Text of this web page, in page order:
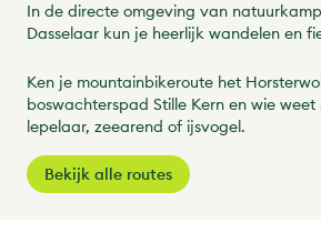
In de directe omgeving van
Dasselaar kun je heerlijk wandelen en
Ken je mountainbikeroute het
boswachterspad Stille Kern en wie
lepelaar, zeearend of ijsvogel.
Bekijk alle routes